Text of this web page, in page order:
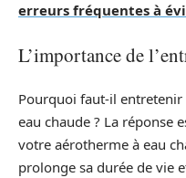
erreurs fréquentes à
L’importance de
Pourquoi faut-il
eau chaude ? La réponse
votre aérotherme à eau
prolonge sa durée de vie